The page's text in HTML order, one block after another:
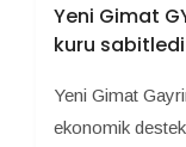
Yeni Gimat
kuru sabitledi
Yeni Gimat
ekonomik